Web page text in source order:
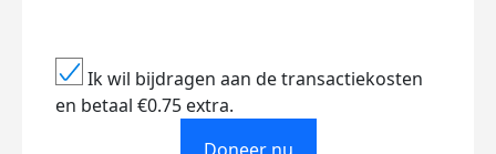
Ik wil bijdragen aan de transactiekosten
en betaal €0.75 extra.
Doneer nu